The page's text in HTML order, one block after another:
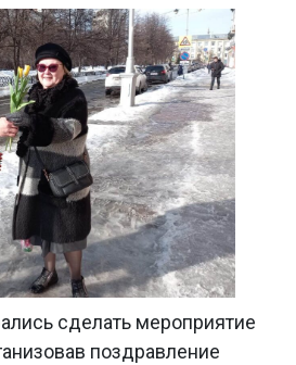
сделать мероприятие
поздравление